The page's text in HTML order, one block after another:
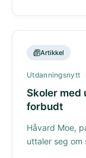
Artikkel
Utdanningsnytt ·
Skoler
forbudt
Håvard Moe,
uttaler seg om